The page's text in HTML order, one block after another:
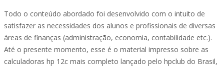
Todo o conteúdo abordado foi desenvolvido com o intuito de
satisfazer as necessidades dos alunos e profissionais de diversas
áreas de finanças (administração, economia, contabilidade etc.).
Até o presente momento, esse é o material impresso sobre as
calculadoras hp 12c mais completo lançado pelo hpclub do Brasil,